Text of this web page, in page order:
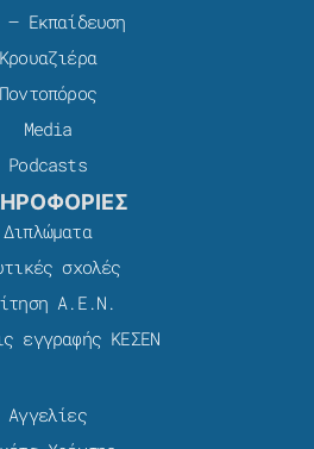
– Εκπαίδευση
Κρουαζιέρα
Ποντοπόρος
Media
Podcasts
Διπλώματα
σχολές
Α.Ε.Ν.
εγγραφής ΚΕΣΕΝ
Αγγελίες